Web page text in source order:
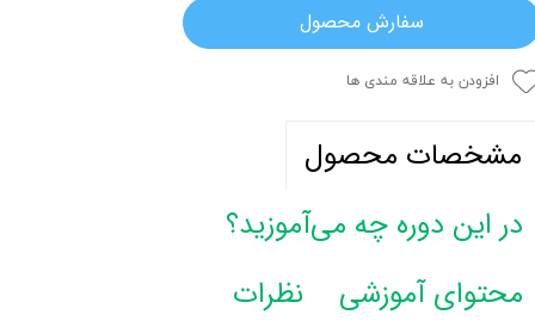
سفارش محصول
افزودن به علاقه مندی ها
مشخصات محصول
در این دوره چه می‌آموزید؟
محتوای آموزشی
نظرات